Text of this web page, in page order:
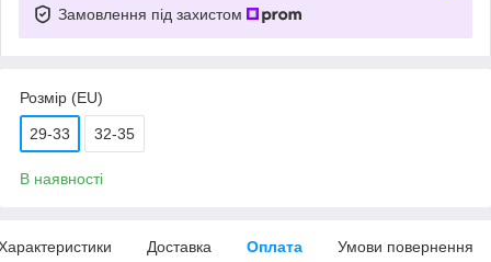
Замовлення під захистом
Розмір (EU)
29-33 32-35
В наявності
Доставка Оплата Умови повернення